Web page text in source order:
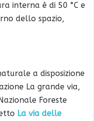
interna è di 50 °C e
dello spazio,
a disposizione
La grande via,
Foreste
La via delle